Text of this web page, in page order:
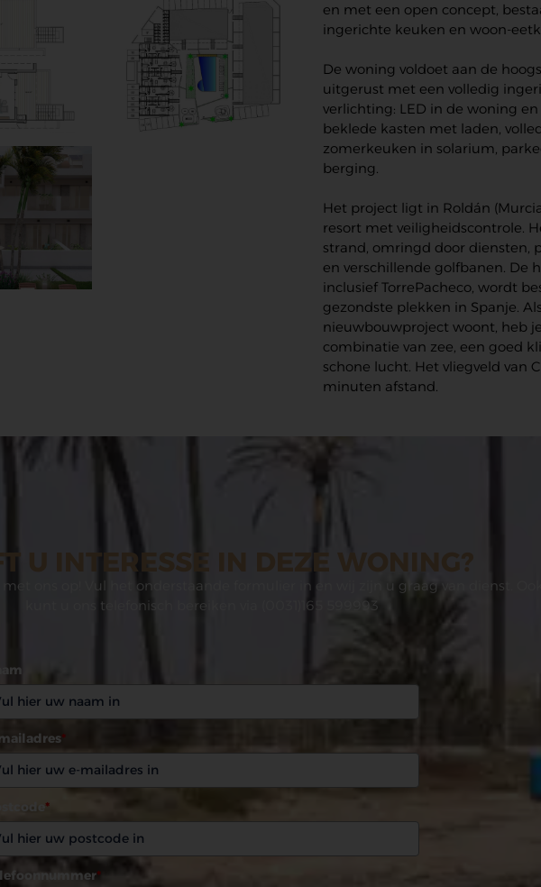
en met een open concept,
ingerichte keuken en woon-
De woning voldoet aan de
uitgerust met een volledig
verlichting: LED in de woning
beklede kasten met laden,
zomerkeuken in solarium,
berging.
Het project ligt in Roldán
resort met veiligheidscontrole.
strand, omringd door diensten,
en verschillende golfbanen. De
inclusief TorrePacheco, wordt
gezondste plekken in Spanje.
nieuwbouwproject woont, heb
combinatie van zee, een goed
schone lucht. Het vliegveld van
minuten afstand.
U INTERESSE IN DEZE WONING?
ons op! Vul het onderstaande formulier in en wij zijn u graag van dienst. Ook
kunt u ons telefonisch bereiken via (0031)165 599993
*
*
*